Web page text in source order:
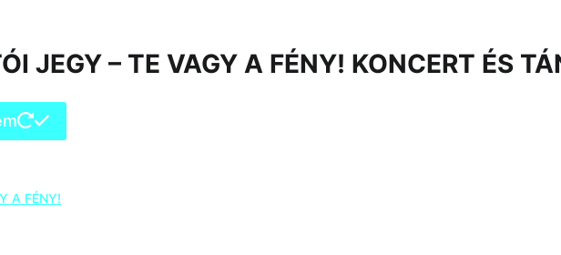
JEGY – TE VAGY A FÉNY! KONCERT ÉS